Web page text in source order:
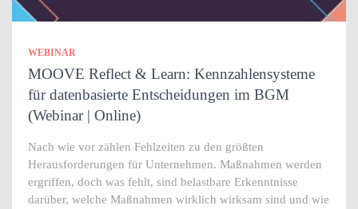
WEBINAR
MOOVE Reflect & Learn: Kennzahlensysteme
für datenbasierte Entscheidungen im BGM
(Webinar | Online)
Nach wie vor zählen Fehlzeiten zu den größten
Herausforderungen für Unternehmen. Maßnahmen werden
ergriffen, doch was fehlt, sind belastbare Erkenntnisse
darüber, welche Maßnahmen wirklich wirksam sind und wie